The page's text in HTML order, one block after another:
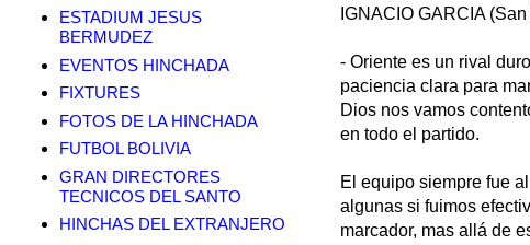
IGNACIO GARCIA
- Oriente es un rival
paciencia clara para
Dios nos vamos
en todo el partido.
El equipo siempre fue
algunas si fuimos
marcador, mas allá de
ESTADIUM JESUS
BERMUDEZ
EVENTOS HINCHADA
FIXTURES
FOTOS DE LA HINCHADA
FUTBOL BOLIVIA
GRAN DIRECTORES
TECNICOS DEL SANTO
HINCHAS DEL EXTRANJERO